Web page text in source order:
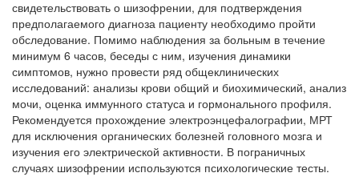
свидетельствовать о шизофрении, для подтверждения
предполагаемого диагноза пациенту необходимо пройти
обследование. Помимо наблюдения за больным в течение
минимум 6 часов, беседы с ним, изучения динамики
симптомов, нужно провести ряд общеклинических
исследований: анализы крови общий и биохимический, анализ
мочи, оценка иммунного статуса и гормонального профиля.
Рекомендуется прохождение электроэнцефалографии, МРТ
для исключения органических болезней головного мозга и
изучения его электрической активности. В пограничных
случаях шизофрении используются психологические тесты.